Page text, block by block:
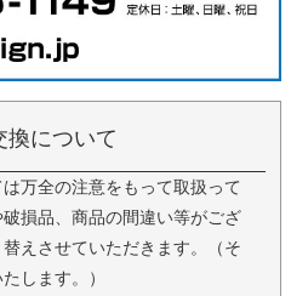
換について
万全の注意をもって取扱って
損品、商品の間違い等がござ
えさせていただきます。（そ
します。）